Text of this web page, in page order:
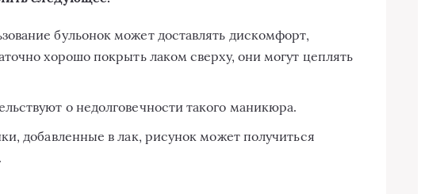
бульонок может доставлять дискомфорт,
хорошо покрыть лаком сверху, они могут цеплять
о недолговечности такого маникюра.
добавленные в лак, рисунок может получиться